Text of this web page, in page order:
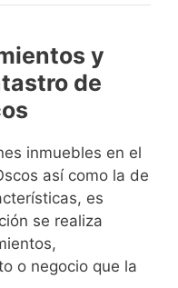
y
de
inmuebles en el
así como la de
es
se realiza
o negocio que la